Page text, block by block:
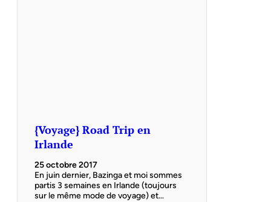
{Voyage} Road Trip en
Irlande
25 octobre 2017
En juin dernier, Bazinga et moi sommes
partis 3 semaines en Irlande (toujours
sur le même mode de voyage) et…